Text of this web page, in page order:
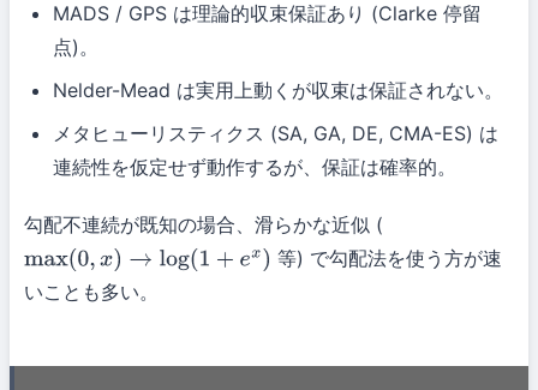
MADS / GPS は理論的収束保証あり (Clarke 停留
点)。
Nelder-Mead は実用上動くが収束は保証されない。
メタヒューリスティクス (SA, GA, DE, CMA-ES) は
連続性を仮定せず動作するが、保証は確率的。
勾配不連続が既知の場合、滑らかな近似 (
max(0,x )→ log 1+ex)
等) で勾配法を使う方が速
いことも多い。